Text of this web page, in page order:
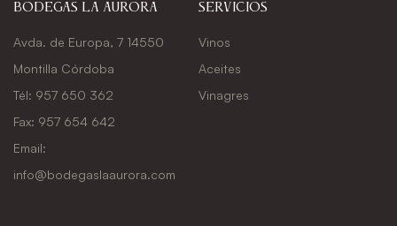
Bodegas La Aurora
Avda. de Europa, 7 14550
Montilla Córdoba
Tél: 957 650 362
Fax: 957 654 642
Email:
info@bodegaslaaurora.com
Servicios
Vinos
Aceites
Vinagres